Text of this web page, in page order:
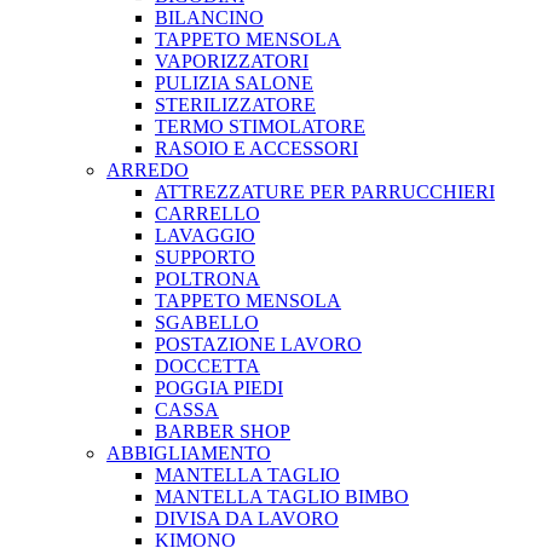
BILANCINO
TAPPETO MENSOLA
VAPORIZZATORI
PULIZIA SALONE
STERILIZZATORE
TERMO STIMOLATORE
RASOIO E ACCESSORI
ARREDO
ATTREZZATURE PER PARRUCCHIERI
CARRELLO
LAVAGGIO
SUPPORTO
POLTRONA
TAPPETO MENSOLA
SGABELLO
POSTAZIONE LAVORO
DOCCETTA
POGGIA PIEDI
CASSA
BARBER SHOP
ABBIGLIAMENTO
MANTELLA TAGLIO
MANTELLA TAGLIO BIMBO
DIVISA DA LAVORO
KIMONO